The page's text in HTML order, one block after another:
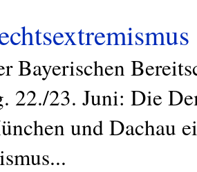
Bayerischen
22./23. Juni: Die
und Dachau